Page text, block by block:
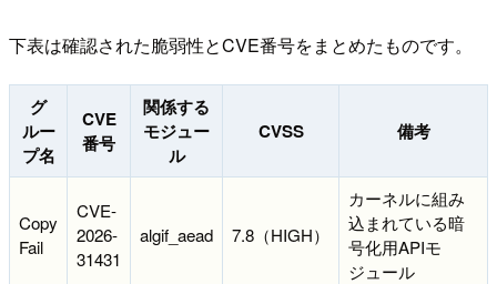
下表は確認された脆弱性とCVE番号をまとめたものです。
グ
ルー
プ名
CVE
番号
関係する
モジュー
ル
CVSS 備考
Copy
Fail
CVE-
2026-
31431
algif_aead 7.8（HIGH）
カーネルに組み
込まれている暗
号化用APIモ
ジュール